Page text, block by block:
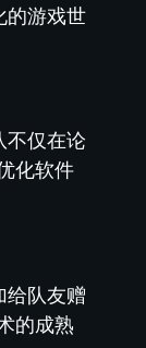
的游戏世
不仅在论
化软件
给队友赠
的成熟